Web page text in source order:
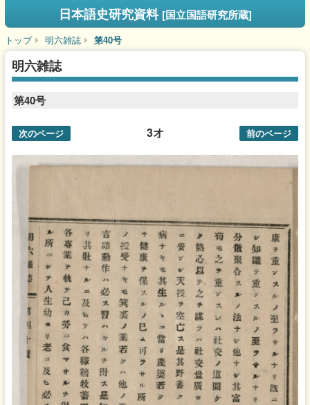
日本語史研究資料 [国立国語研究所蔵]
トップ 明六雑誌 第40号
明六雑誌
第40号
3オ
次のページ 前のページ